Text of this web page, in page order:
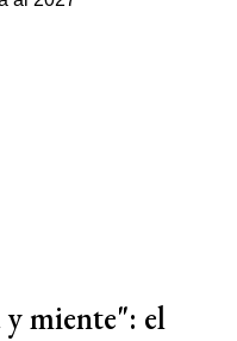
miente": el